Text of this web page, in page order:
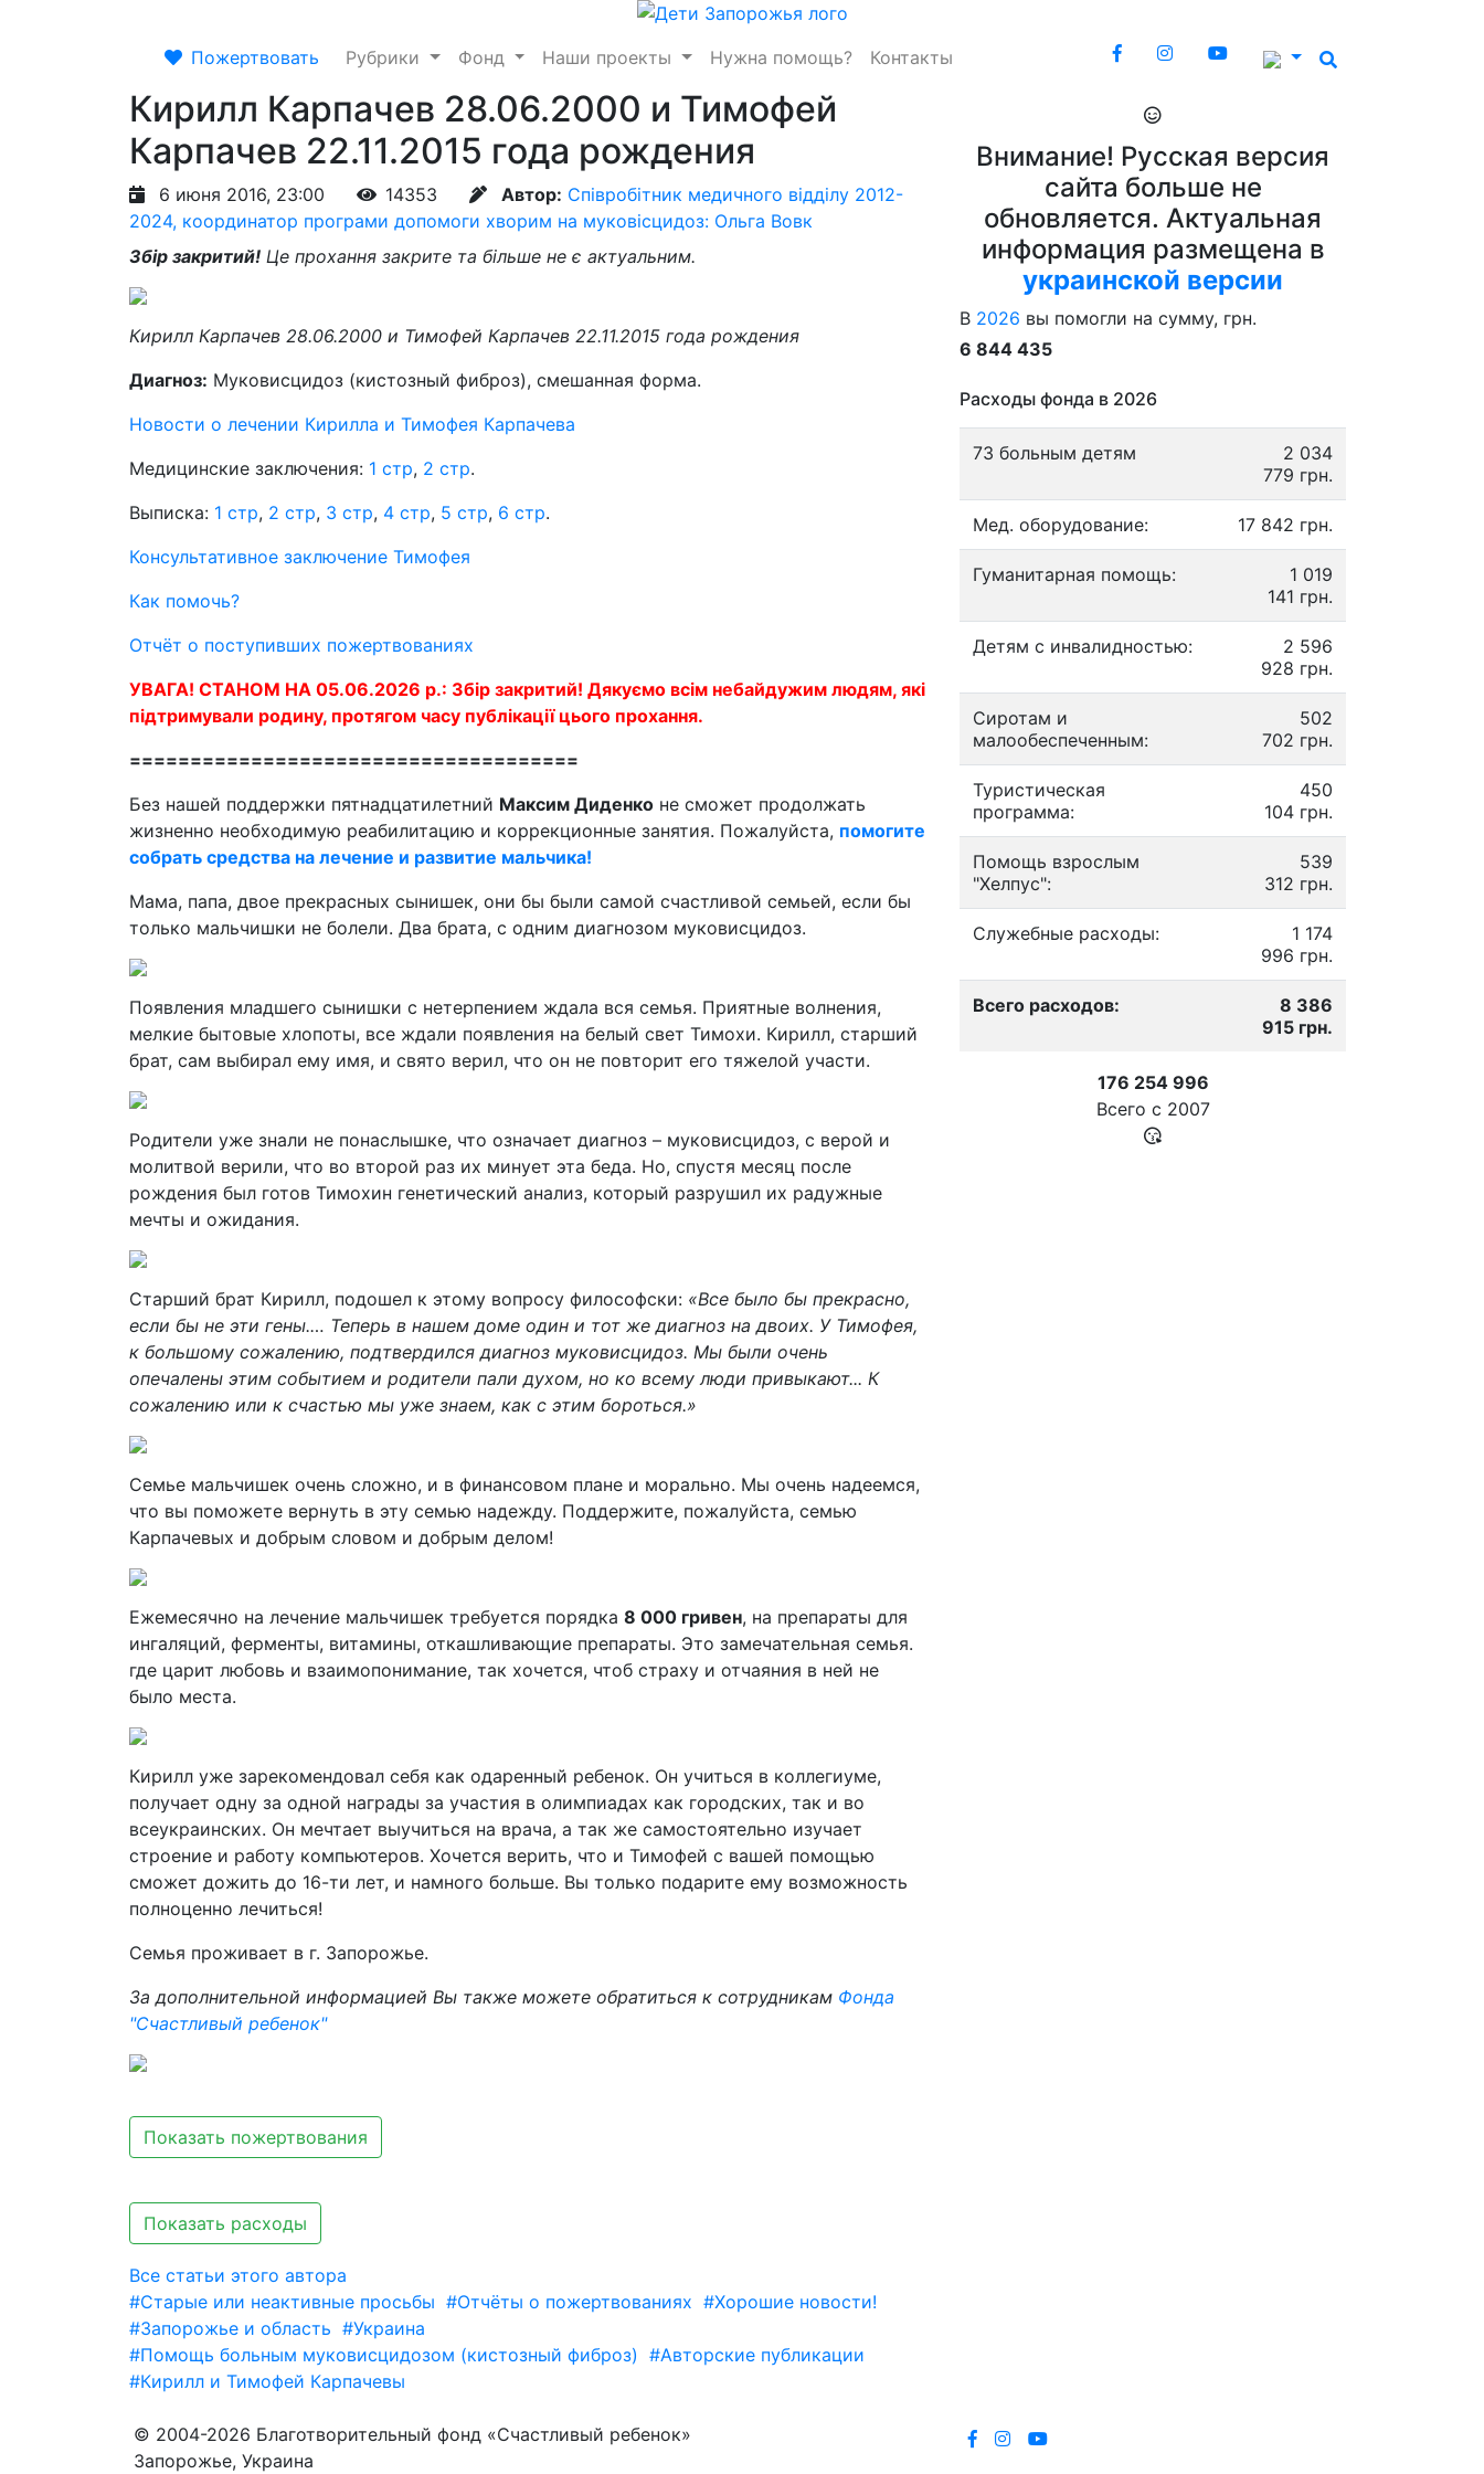
Пожертвовать Рубрики Фонд Наши проекты Нужна помощь? Контакты
Кирилл Карпачев 28.06.2000 и Тимофей
Карпачев 22.11.2015 года рождения
6 июня 2016, 23:00 14353 Автор: Співробітник медичного відділу 2012-
2024, координатор програми допомоги хворим на муковісцидоз: Ольга Вовк
Збір закритий! Це прохання закрите та більше не є актуальним.
Кирилл Карпачев 28.06.2000 и Тимофей Карпачев 22.11.2015 года рождения
Диагноз: Муковисцидоз (кистозный фиброз), смешанная форма.
Новости о лечении Кирилла и Тимофея Карпачева
Медицинские заключения: 1 стр, 2 стр.
Выписка: 1 стр, 2 стр, 3 стр, 4 стр, 5 стр, 6 стр.
Консультативное заключение Тимофея
Как помочь?
Отчёт о поступивших пожертвованиях
УВАГА! СТАНОМ НА 05.06.2026 р.: Збір закритий! Дякуємо всім небайдужим людям, які
підтримували родину, протягом часу публікації цього прохання.
=====================================
Без нашей поддержки пятнадцатилетний Максим Диденко не сможет продолжать
жизненно необходимую реабилитацию и коррекционные занятия. Пожалуйста, помогите
собрать средства на лечение и развитие мальчика!
Мама, папа, двое прекрасных сынишек, они бы были самой счастливой семьей, если бы
только мальчишки не болели. Два брата, с одним диагнозом муковисцидоз.
Появления младшего сынишки с нетерпением ждала вся семья. Приятные волнения,
мелкие бытовые хлопоты, все ждали появления на белый свет Тимохи. Кирилл, старший
брат, сам выбирал ему имя, и свято верил, что он не повторит его тяжелой участи.
Родители уже знали не понаслышке, что означает диагноз – муковисцидоз, с верой и
молитвой верили, что во второй раз их минует эта беда. Но, спустя месяц после
рождения был готов Тимохин генетический анализ, который разрушил их радужные
мечты и ожидания.
Старший брат Кирилл, подошел к этому вопросу философски: «Все было бы прекрасно,
если бы не эти гены.… Теперь в нашем доме один и тот же диагноз на двоих. У Тимофея,
к большому сожалению, подтвердился диагноз муковисцидоз. Мы были очень
опечалены этим событием и родители пали духом, но ко всему люди привыкают... К
сожалению или к счастью мы уже знаем, как с этим бороться.»
Семье мальчишек очень сложно, и в финансовом плане и морально. Мы очень надеемся,
что вы поможете вернуть в эту семью надежду. Поддержите, пожалуйста, семью
Карпачевых и добрым словом и добрым делом!
Ежемесячно на лечение мальчишек требуется порядка 8 000 гривен, на препараты для
ингаляций, ферменты, витамины, откашливающие препараты. Это замечательная семья.
где царит любовь и взаимопонимание, так хочется, чтоб страху и отчаяния в ней не
было места.
Кирилл уже зарекомендовал себя как одаренный ребенок. Он учиться в коллегиуме,
получает одну за одной награды за участия в олимпиадах как городских, так и во
всеукраинских. Он мечтает выучиться на врача, а так же самостоятельно изучает
строение и работу компьютеров. Хочется верить, что и Тимофей с вашей помощью
сможет дожить до 16-ти лет, и намного больше. Вы только подарите ему возможность
полноценно лечиться!
Семья проживает в г. Запорожье.
За дополнительной информацией Вы также можете обратиться к сотрудникам Фонда
"Счастливый ребенок"
Показать пожертвования
Показать расходы
Все статьи этого автора
#Старые или неактивные просьбы #Отчёты о пожертвованиях #Хорошие новости!
#Запорожье и область #Украина
#Помощь больным муковисцидозом (кистозный фиброз) #Авторские публикации
#Кирилл и Тимофей Карпачевы
Внимание! Русская версия
сайта больше не
обновляется. Актуальная
информация размещена в
украинской версии
В 2026 вы помогли на сумму, грн.
6 844 435
Расходы фонда в 2026
73 больным детям
2 034
779 грн.
Мед. оборудование: 17 842 грн.
Гуманитарная помощь:
1 019
141 грн.
Детям с инвалидностью:
2 596
928 грн.
Сиротам и
малообеспеченным:
502
702 грн.
Туристическая
программа:
450
104 грн.
Помощь взрослым
"Хелпус":
539
312 грн.
Служебные расходы:
1 174
996 грн.
Всего расходов:
8 386
915 грн.
176 254 996
Всего с 2007
© 2004-2026 Благотворительный фонд «Счастливый ребенок»
Запорожье, Украина